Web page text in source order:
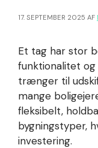
17. SEPTEMBER 2025 AF
Et tag har stor
funktionalitet
trænger til
mange
fleksibelt,
bygningstyper,
investering.